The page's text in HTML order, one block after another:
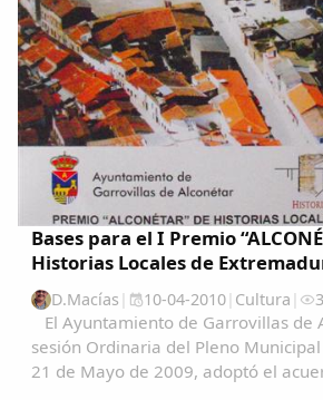
Bases para el I Premio
Historias Locales de
D.Macías | 10-04-2010| Cultura |
El Ayuntamiento de Garrovillas de Alconétar en
sesión Ordinaria del Pleno Municipal celebrada el día
21 de Mayo de 2009, adoptó el